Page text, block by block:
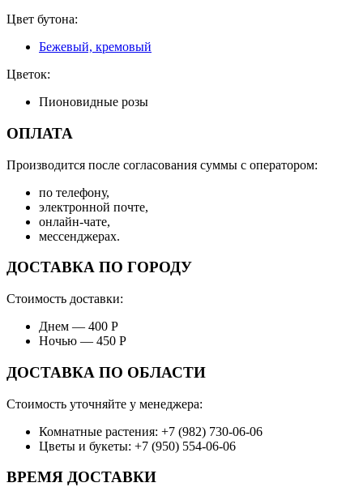
Цвет бутона:
Бежевый, кремовый
Цветок:
Пионовидные розы
ОПЛАТА
Производится после согласования суммы с оператором:
по телефону,
электронной почте,
онлайн-чате,
мессенджерах.
ДОСТАВКА ПО ГОРОДУ
Стоимость доставки:
Днем — 400 Р
Ночью — 450 Р
ДОСТАВКА ПО ОБЛАСТИ
Стоимость уточняйте у менеджера:
Комнатные растения: +7 (982) 730-06-06
Цветы и букеты: +7 (950) 554-06-06
ВРЕМЯ ДОСТАВКИ